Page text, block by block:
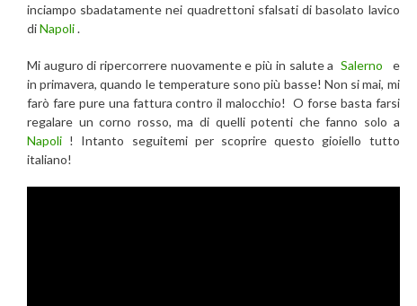
inciampo sbadatamente nei quadrettoni sfalsati di basolato lavico
diNapoli.
Mi auguro di ripercorrere nuovamente e più in salute a Salerno
e
in primavera, quando le temperature sono più basse! Non si mai, mi
farò fare pure una fattura contro il malocchio! O forse basta farsi
regalare un corno rosso, ma di quelli potenti che fanno solo a
Napoli ! Intanto seguitemi per scoprire questo gioiello tutto
italiano!